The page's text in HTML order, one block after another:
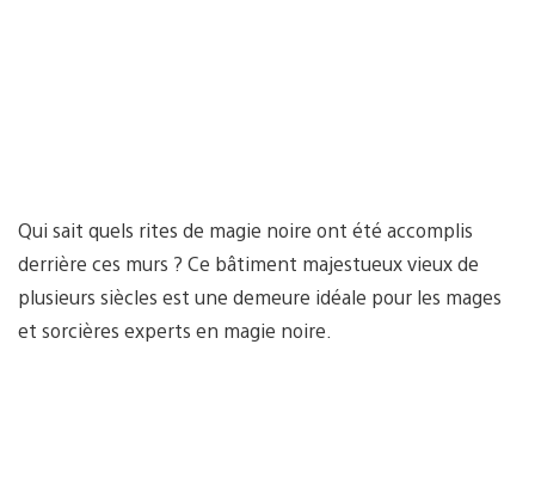
Qui sait quels rites de magie noire ont été accomplis
derrière ces murs ? Ce bâtiment majestueux vieux de
plusieurs siècles est une demeure idéale pour les mages
et sorcières experts en magie noire.